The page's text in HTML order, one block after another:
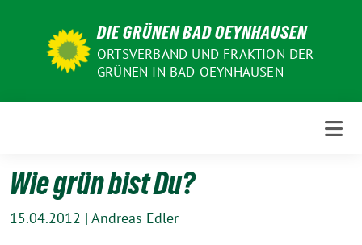
DIE GRÜNEN BAD OEYNHAUSEN
ORTSVERBAND UND FRAKTION DER
GRÜNEN IN BAD OEYNHAUSEN
Wie grün bist Du?
15.04.2012 | Andreas Edler